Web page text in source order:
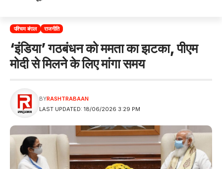
पश्चिम बंगाल राजनीति
‘इंंडिया’ गठबंधन को ममता का झटका, पीएम
मोदी से मिलने के लिए मांगा समय
LAST UPDATED: 18/06/2026 3:29 PM
BYRASHTRABAAN